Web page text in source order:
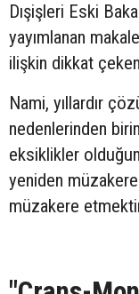
Dışişleri Eski
yayımlanan
ilişkin dikkat
Nami, yıllardır
nedenlerinden
eksiklikler
yeniden
müzakere